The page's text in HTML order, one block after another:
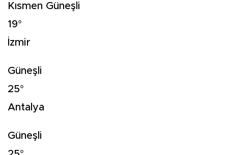
Kısmen Güneşli
19°
İzmir
Güneşli
25°
Antalya
Güneşli